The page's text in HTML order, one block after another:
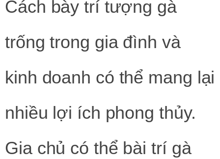
Cách bày trí tượng gà
trống trong gia đình và
kinh doanh có thể mang lại
nhiều lợi ích phong thủy.
Gia chủ có thể bài trí gà